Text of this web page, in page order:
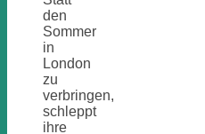
den
Sommer
in
London
zu
verbringen,
schleppt
ihre